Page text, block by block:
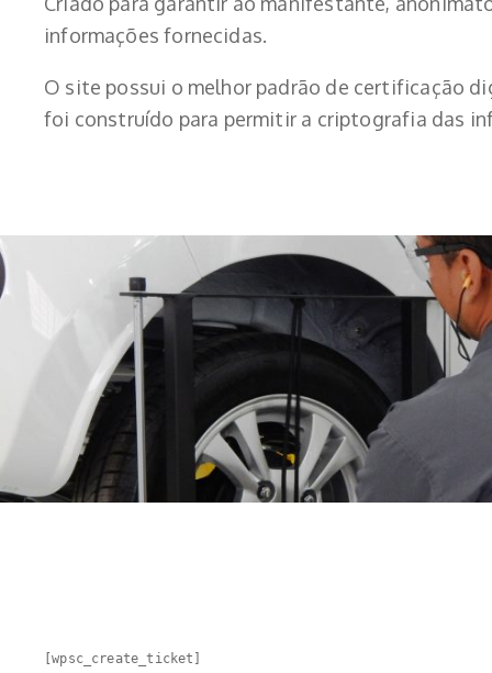
informações fornecidas.
O site possui o melhor padrão de certificação
foi construído para permitir a criptografia das
[wpsc_create_ticket]